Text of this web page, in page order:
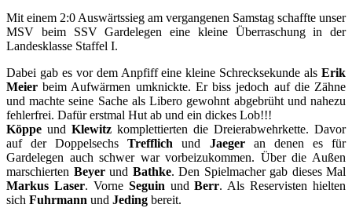
Mit einem 2:0 Auswärtssieg am vergangenen Samstag schaffte unser
MSV beim SSV Gardelegen eine kleine Überraschung in der
Landesklasse Staffel I.
Dabei gab es vor dem Anpfiff eine kleine Schrecksekunde als Erik
Meier beim Aufwärmen umknickte. Er biss jedoch auf die Zähne
und machte seine Sache als Libero gewohnt abgebrüht und nahezu
fehlerfrei. Dafür erstmal Hut ab und ein dickes Lob!!!
Köppe und Klewitz komplettierten die Dreierabwehrkette. Davor
auf der DoppelsechsTrefflich und Jaegeran denen es für
Gardelegen auch schwer war vorbeizukommen. Über die Außen
marschierten Beyerund Bathke. Den Spielmacher gab dieses Mal
Markus Laser. Vorne Seguin undBerr. Als Reservisten hielten
sich Fuhrmann und Jeding bereit.